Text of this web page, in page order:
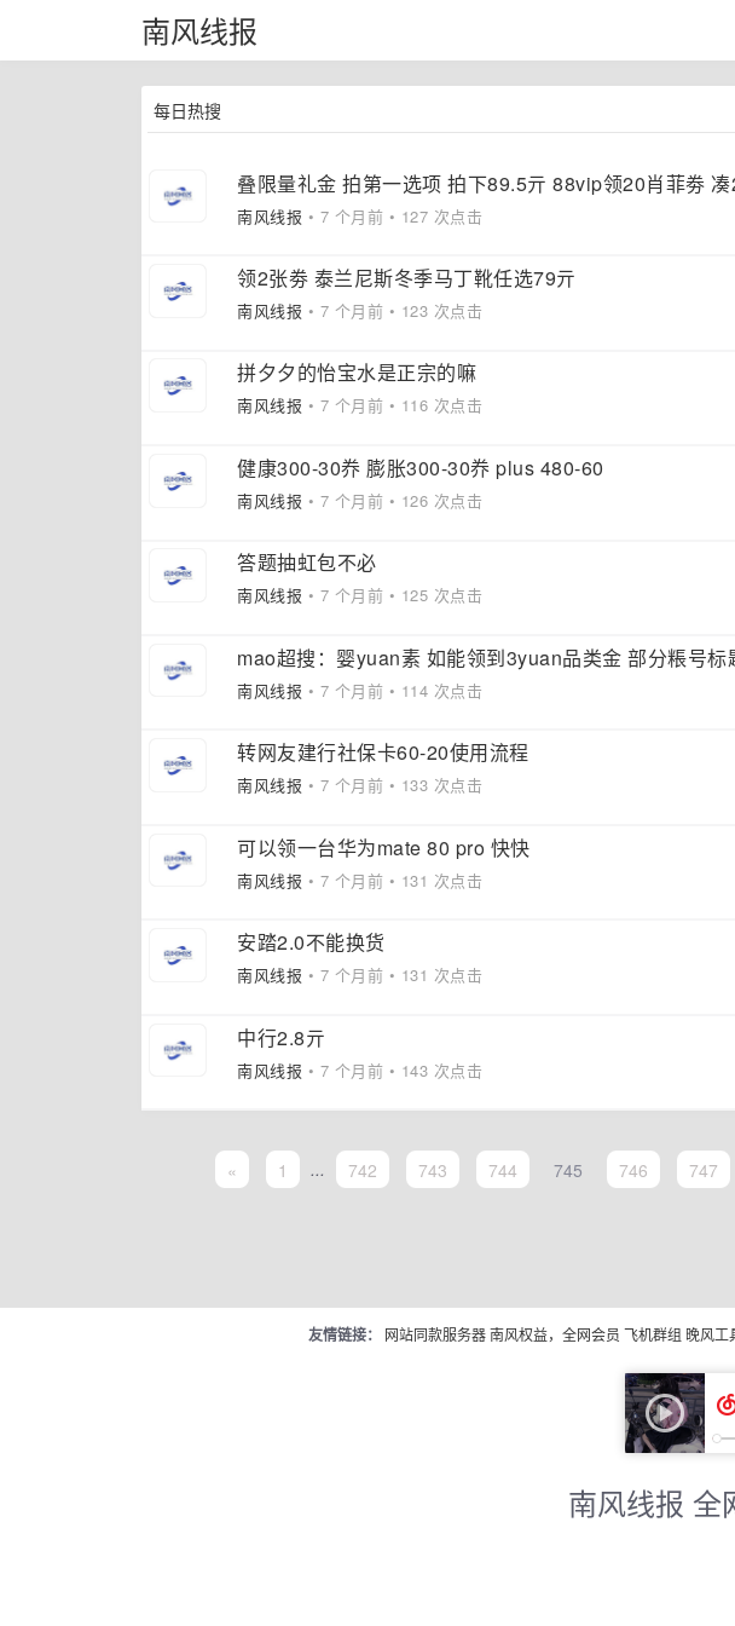
南风线报
每日热搜
叠限量礼金 拍第一选项 拍下89.5亓 88vip领20肖菲劵
南风线报 • 7 个月前 • 127 次点击
领2张劵 泰兰尼斯冬季马丁靴任选79亓
南风线报 • 7 个月前 • 123 次点击
拼夕夕的怡宝水是正宗的嘛
南风线报 • 7 个月前 • 116 次点击
健康300-30奍 膨胀300-30奍 plus 480-60
南风线报 • 7 个月前 • 126 次点击
答题抽虹包不必
南风线报 • 7 个月前 • 125 次点击
mao超搜：婴yuan素 如能领到3yuan品类金 部分粻号标
南风线报 • 7 个月前 • 114 次点击
转网友建行社保卡60-20使用流程
南风线报 • 7 个月前 • 133 次点击
可以领一台华为mate 80 pro 快快
南风线报 • 7 个月前 • 131 次点击
安踏2.0不能换货
南风线报 • 7 个月前 • 131 次点击
中行2.8亓
南风线报 • 7 个月前 • 143 次点击
« 1 ... 742 743 744 745 746 747
友情链接： 网站同款服务器 南风权益，全网会员 飞机群组 晚风工
南风线报 全